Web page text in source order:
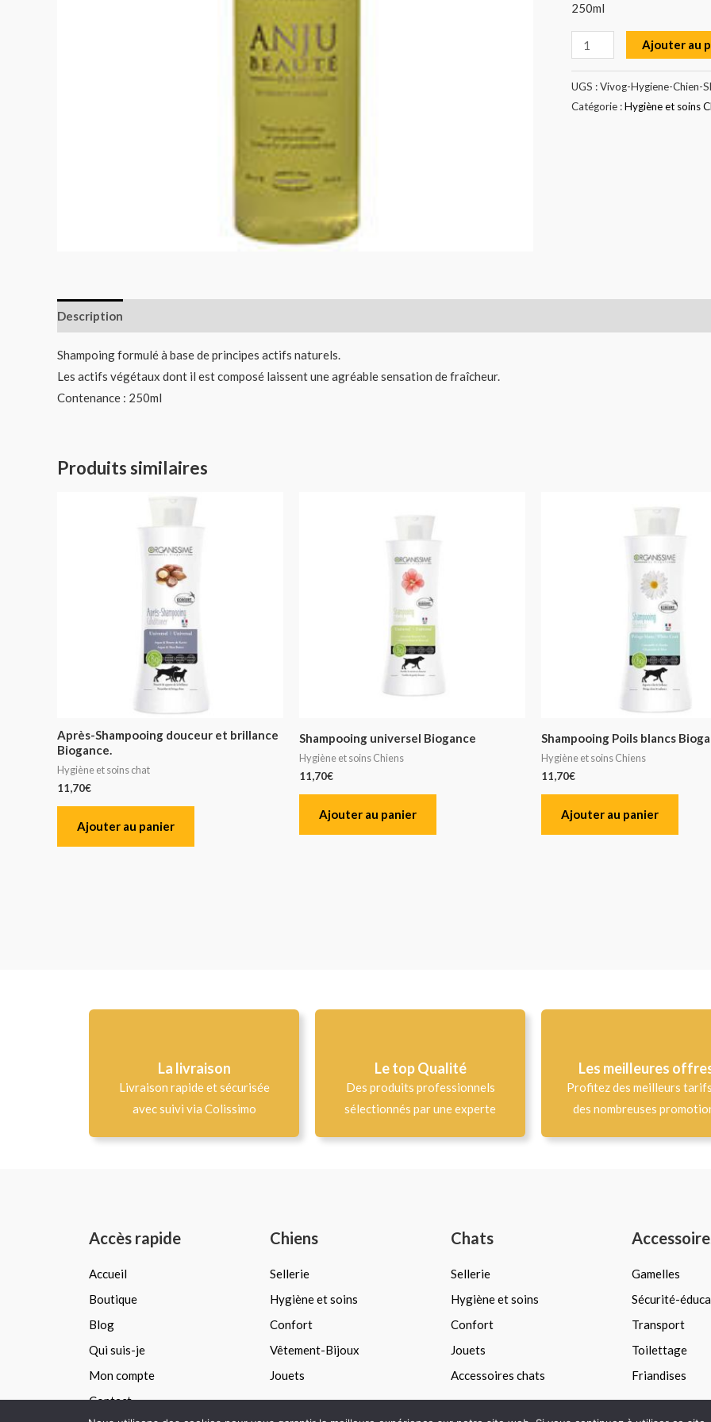
250ml
Ajouter au
UGS :Vivog-Hygiene-Chien-
Catégorie :Hygiène et soins
Description
Shampoing formulé à base de principes actifs naturels.
Les actifs végétaux dont il est composé laissent une agréable sensation de fraîcheur.
Contenance : 250ml
Produits similaires
Après-Shampooing douceur et brillance
Biogance.
Hygiène et soins chat
11,70€
Ajouter au panier
Shampooing universel Biogance
Hygiène et soins Chiens
11,70€
Ajouter au panier
Shampooing Poils blancs
Hygiène et soins Chiens
11,70€
Ajouter au panier
La livraison
Livraison rapide et sécurisée
avec suivi via Colissimo
Le top Qualité​
Des produits professionnels
sélectionnés par une experte
Les meilleures
Profitez des meilleurs
des nombreuses
Accès rapide
Accueil
Boutique
Blog
Qui suis-je
Mon compte
Contact
Chiens
Sellerie
Hygiène et soins
Confort
Vêtement-Bijoux
Jouets
Chats
Sellerie
Hygiène et soins
Confort
Jouets
Accessoires chats
Gamelles
Sécurité-
Transport
Toilettage
Friandises